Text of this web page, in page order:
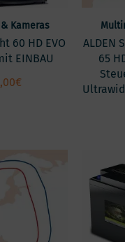
Kameras
60 HD EVO
EINBAU
€
ALDEN
65